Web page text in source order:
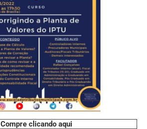
Compre clicando aqui